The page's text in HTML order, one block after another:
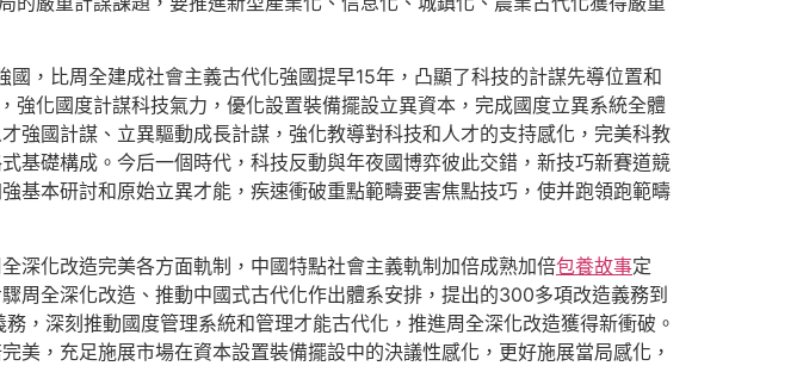
，比周全建成社會主義古代化強國提早15年，凸顯了科技的計謀先導位置和
強化國度計謀科技氣力，優化設置裝備擺設立異資本，完成國度立異系統全體
強國計謀、立異驅動成長計謀，強化教導對科技和人才的支持感化，完美科教
基礎構成。今后一個時代，科技反動與年夜國博弈彼此交錯，新技巧新賽道競
基本研討和原始立異才能，疾速衝破重點範疇要害焦點技巧，使并跑領跑範疇
深化改造完美各方面軌制，中國特點社會主義軌制加倍成熟加倍包養故事定
周全深化改造、推動中國式古代化作出體系安排，提出的300多項改造義務到
，深刻推動國度管理系統和管理才能古代化，推進周全深化改造獲得新衝破。
，充足施展市場在資本設置裝備擺設中的決議性感化，更好施展當局感化，